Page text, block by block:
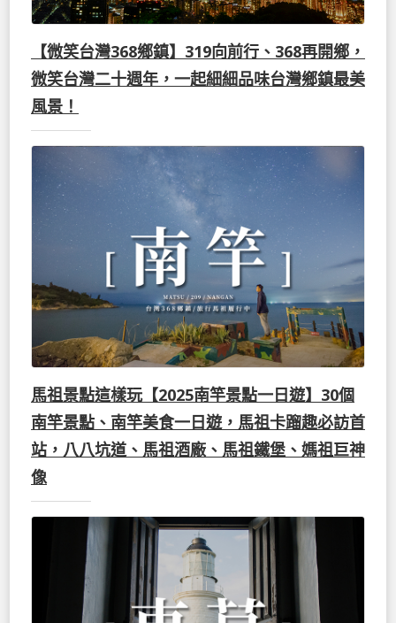
【微笑台灣368鄉鎮】319向前行、368再開鄉，
微笑台灣二十週年，一起細細品味台灣鄉鎮最美
風景！
馬祖景點這樣玩【2025南竿景點一日遊】30個
南竿景點、南竿美食一日遊，馬祖卡蹓趣必訪首
站，八八坑道、馬祖酒廠、馬祖鐵堡、媽祖巨神
像